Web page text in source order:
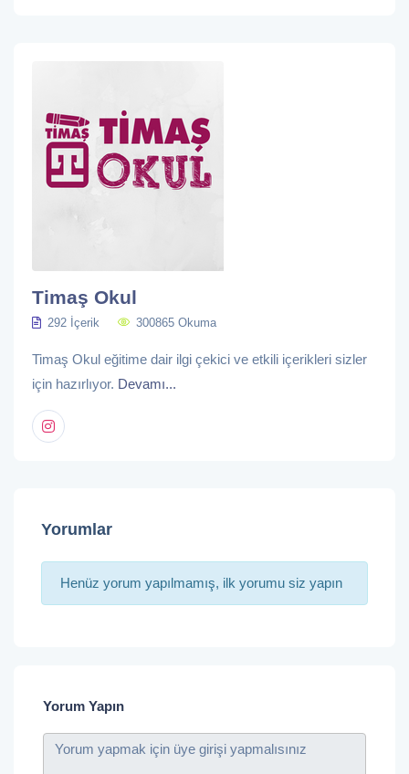
Timaş Okul
292 İçerik 300865 Okuma
Timaş Okul eğitime dair ilgi çekici ve etkili içerikleri sizler
için hazırlıyor. Devamı...
Yorumlar
Henüz yorum yapılmamış, ilk yorumu siz yapın
Yorum Yapın